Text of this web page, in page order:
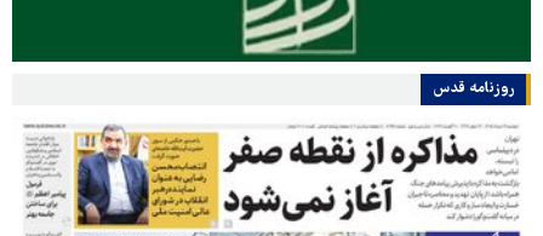
روزنامه قدس